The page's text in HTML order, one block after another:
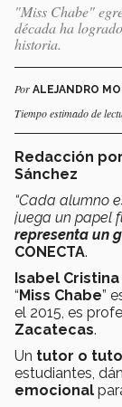
"Miss Chabe"
década ha
historia.
Por ALEJANDRO
Tiempo estimado de
Redacción
Sánchez
“Cada alumno
juega un papel
representa un
CONECTA.
Isabel
“Miss Chabe”
el 2015, es
Zacatecas.
Un tutor o
estudiantes,
emocional